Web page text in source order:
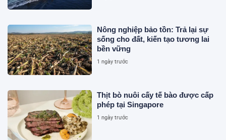
Nông nghiệp bảo tồn: Trả lại sự
sống cho đất, kiến tạo tương lai
bền vững
1 ngày trước
Thịt bò nuôi cấy tế bào được cấp
phép tại Singapore
1 ngày trước